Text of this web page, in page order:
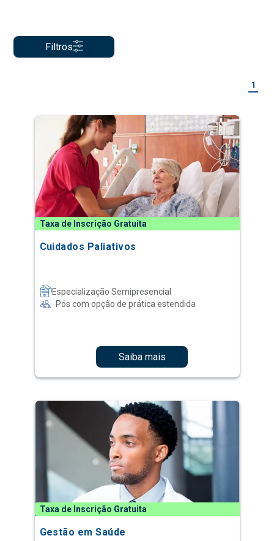
Filtros
1
Taxa de Inscrição Gratuita
Cuidados Paliativos
Especialização Semipresencial
Pós com opção de prática estendida
Saiba mais
Taxa de Inscrição Gratuita
Gestão em Saúde